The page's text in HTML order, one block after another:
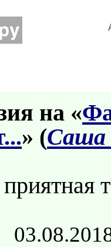
на «
» (Саша